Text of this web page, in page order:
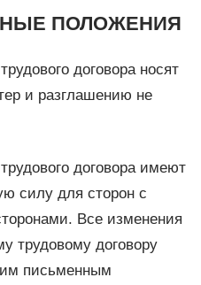
ПОЛОЖЕНИЯ
договора носят
и разглашению не
договора имеют
силу для сторон с
Все изменения
трудовому договору
письменным